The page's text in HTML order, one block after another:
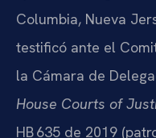
Columbia, Nueva
testificó ante el
la Cámara de
House Courts of
HB 635 de 2019